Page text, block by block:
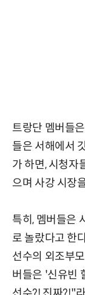
트랑단 멤버들
들은 서해에서
가 하면, 시청자
으며 사강 시장
특히, 멤버들은
로 놀랐다고 한
선수의 외조부
버들은 '신유빈